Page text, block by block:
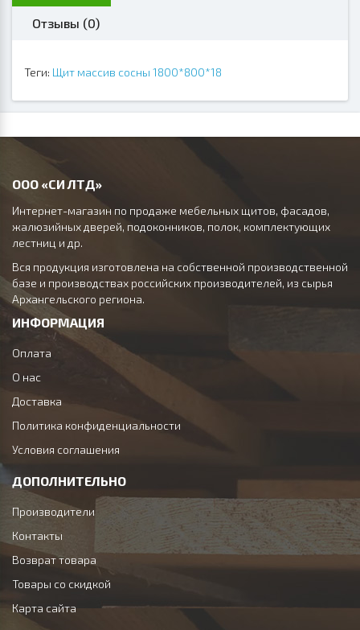
Отзывы (0)
Теги: Щит массив сосны 1800*800*18
ООО «СИ ЛТД»
Интернет-магазин по продаже мебельных щитов, фасадов,
жалюзийных дверей, подоконников, полок, комплектующих
лестниц и др.
Вся продукция изготовлена на собственной производственной
базе и производствах российских производителей, из сырья
Архангельского региона.
ИНФОРМАЦИЯ
Оплата
О нас
Доставка
Политика конфиденциальности
Условия соглашения
ДОПОЛНИТЕЛЬНО
Производители
Контакты
Возврат товара
Товары со скидкой
Карта сайта